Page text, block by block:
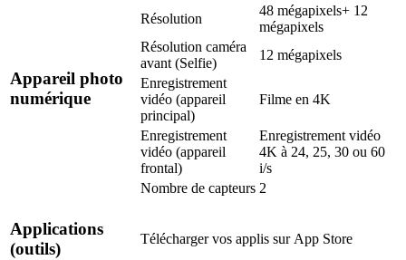
Appareil photo
numérique
Résolution
48 mégapixels+ 12
mégapixels
Résolution caméra
avant (Selfie)
12 mégapixels
Enregistrement
vidéo (appareil
principal)
Filme en 4K
Enregistrement
vidéo (appareil
frontal)
Enregistrement vidéo
4K à 24, 25, 30 ou 60
i/s
Nombre de capteurs 2
Applications
(outils)
Télécharger vos applis sur App Store